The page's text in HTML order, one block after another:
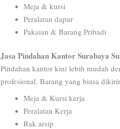
Meja & kursi
Peralatan dapur
Pakaian & Barang Pribadi
Jasa Pindahan Kantor Surabaya
Pindahan kantor kini lebih mudah
profesional. Barang yang biasa
Meja & Kursi kerja
Peralatan Kerja
Rak arsip